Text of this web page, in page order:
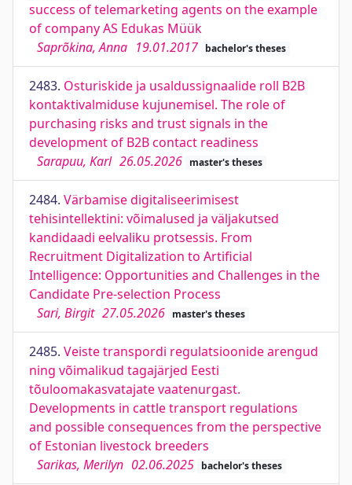
success of telemarketing agents on the example
of company AS Edukas Müük
Saprõkina, Anna 19.01.2017 bachelor's theses
2483. Osturiskide ja usaldussignaalide roll B2B
kontaktivalmiduse kujunemisel. The role of
purchasing risks and trust signals in the
development of B2B contact readiness
Sarapuu, Karl 26.05.2026 master's theses
2484. Värbamise digitaliseerimisest
tehisintellektini: võimalused ja väljakutsed
kandidaadi eelvaliku protsessis. From
Recruitment Digitalization to Artificial
Intelligence: Opportunities and Challenges in the
Candidate Pre-selection Process
Sari, Birgit 27.05.2026 master's theses
2485. Veiste transpordi regulatsioonide arengud
ning võimalikud tagajärjed Eesti
tõuloomakasvatajate vaatenurgast.
Developments in cattle transport regulations
and possible consequences from the perspective
of Estonian livestock breeders
Sarikas, Merilyn 02.06.2025 bachelor's theses